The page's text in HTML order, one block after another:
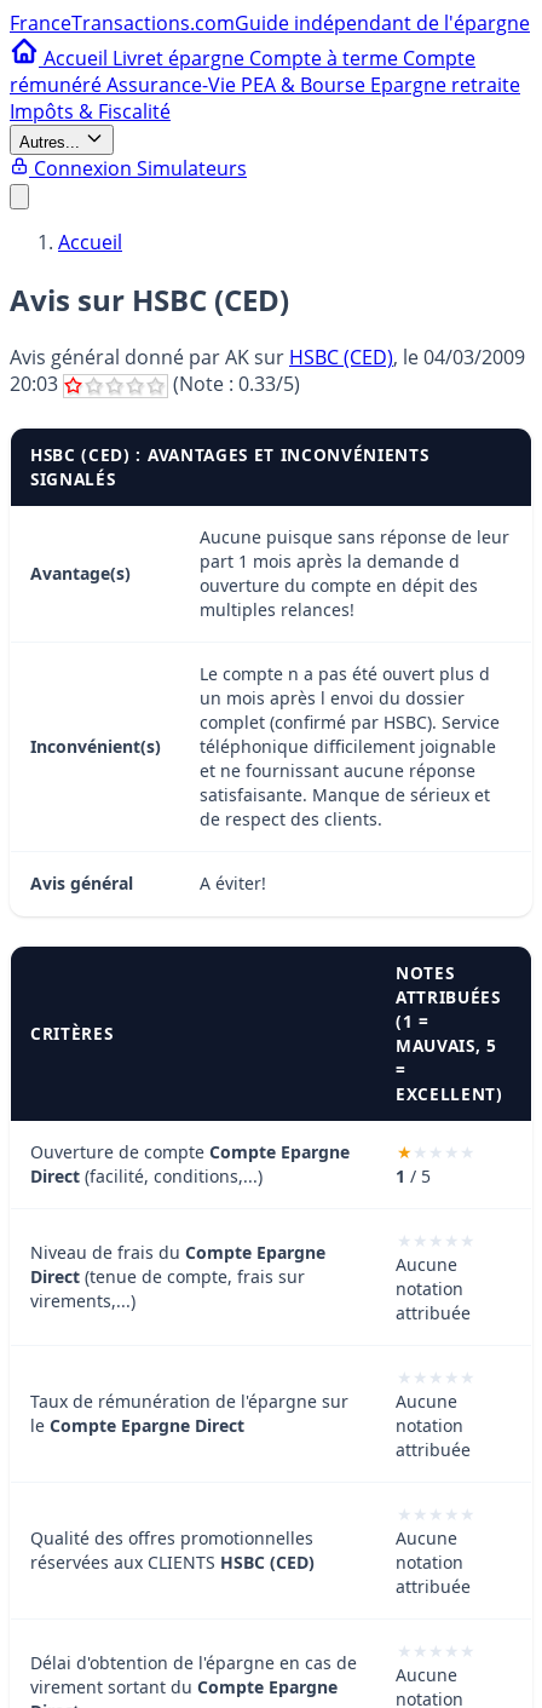
FranceTransactions.comGuide indépendant de l'épargne
Accueil Livret épargne Compte à terme Compte
rémunéréAssurance-Vie PEA & Bourse Epargne retraite
Impôts & Fiscalité
Autres...
Connexion Simulateurs
Accueil
Avis sur HSBC (CED)
Avis général donné parAKsur HSBC (CED), le04/03/2009
20:03
(Note : 0.33/5)
HSBC (CED) : AVANTAGES ET INCONVÉNIENTS
SIGNALÉS
Avantage(s)
Aucune puisque sans réponse de leur
part 1 mois après la demande d
ouverture du compte en dépit des
multiples relances!
Inconvénient(s)
Le compte n a pas été ouvert plus d
un mois après l envoi du dossier
complet (confirmé par HSBC). Service
téléphonique difficilement joignable
et ne fournissant aucune réponse
satisfaisante. Manque de sérieux et
de respect des clients.
Avis général A éviter!
CRITÈRES
NOTES
ATTRIBUÉES
(1 =
MAUVAIS, 5
=
EXCELLENT)
Ouverture de compte Compte Epargne
Direct (facilité, conditions,...) 1 / 5
Niveau de frais du Compte Epargne
Direct (tenue de compte, frais sur
virements,...)
Aucune
notation
attribuée
Taux de rémunération de l'épargne sur
le Compte Epargne Direct
Aucune
notation
attribuée
Qualité des offres promotionnelles
réservées aux CLIENTS HSBC (CED)
Aucune
notation
attribuée
Délai d'obtention de l'épargne en cas de
virement sortant du Compte Epargne
Aucune
notation